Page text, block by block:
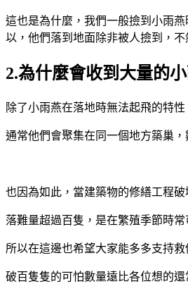
這也是為什麼，我們一般撿到小雨
以，他們落到地面除非被人撿到，
2.為什麼會收到大量的
除了小雨燕在落地時無法起飛的特
通常他們會聚集在同一個地方築巢，
也因為如此，當建築物的修繕工程
落難量超過百隻，是在繁殖季節時常
所以在這邊也希望大家能多多支持救
破百隻隻的可怕數量遠比各位想的